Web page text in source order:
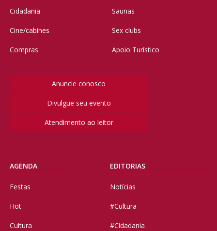
Cidadania
Cine/cabines
Compras
Saunas
Sex clubs
Apoio Turístico
Anuncie conosco
Divulgue seu evento
Atendimento ao leitor
AGENDA
Festas
Hot
Cultura
EDITORIAS
Notícias
#Cultura
#Cidadania